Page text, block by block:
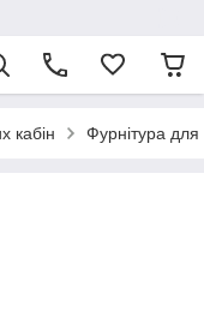
кабін Фурнітура для